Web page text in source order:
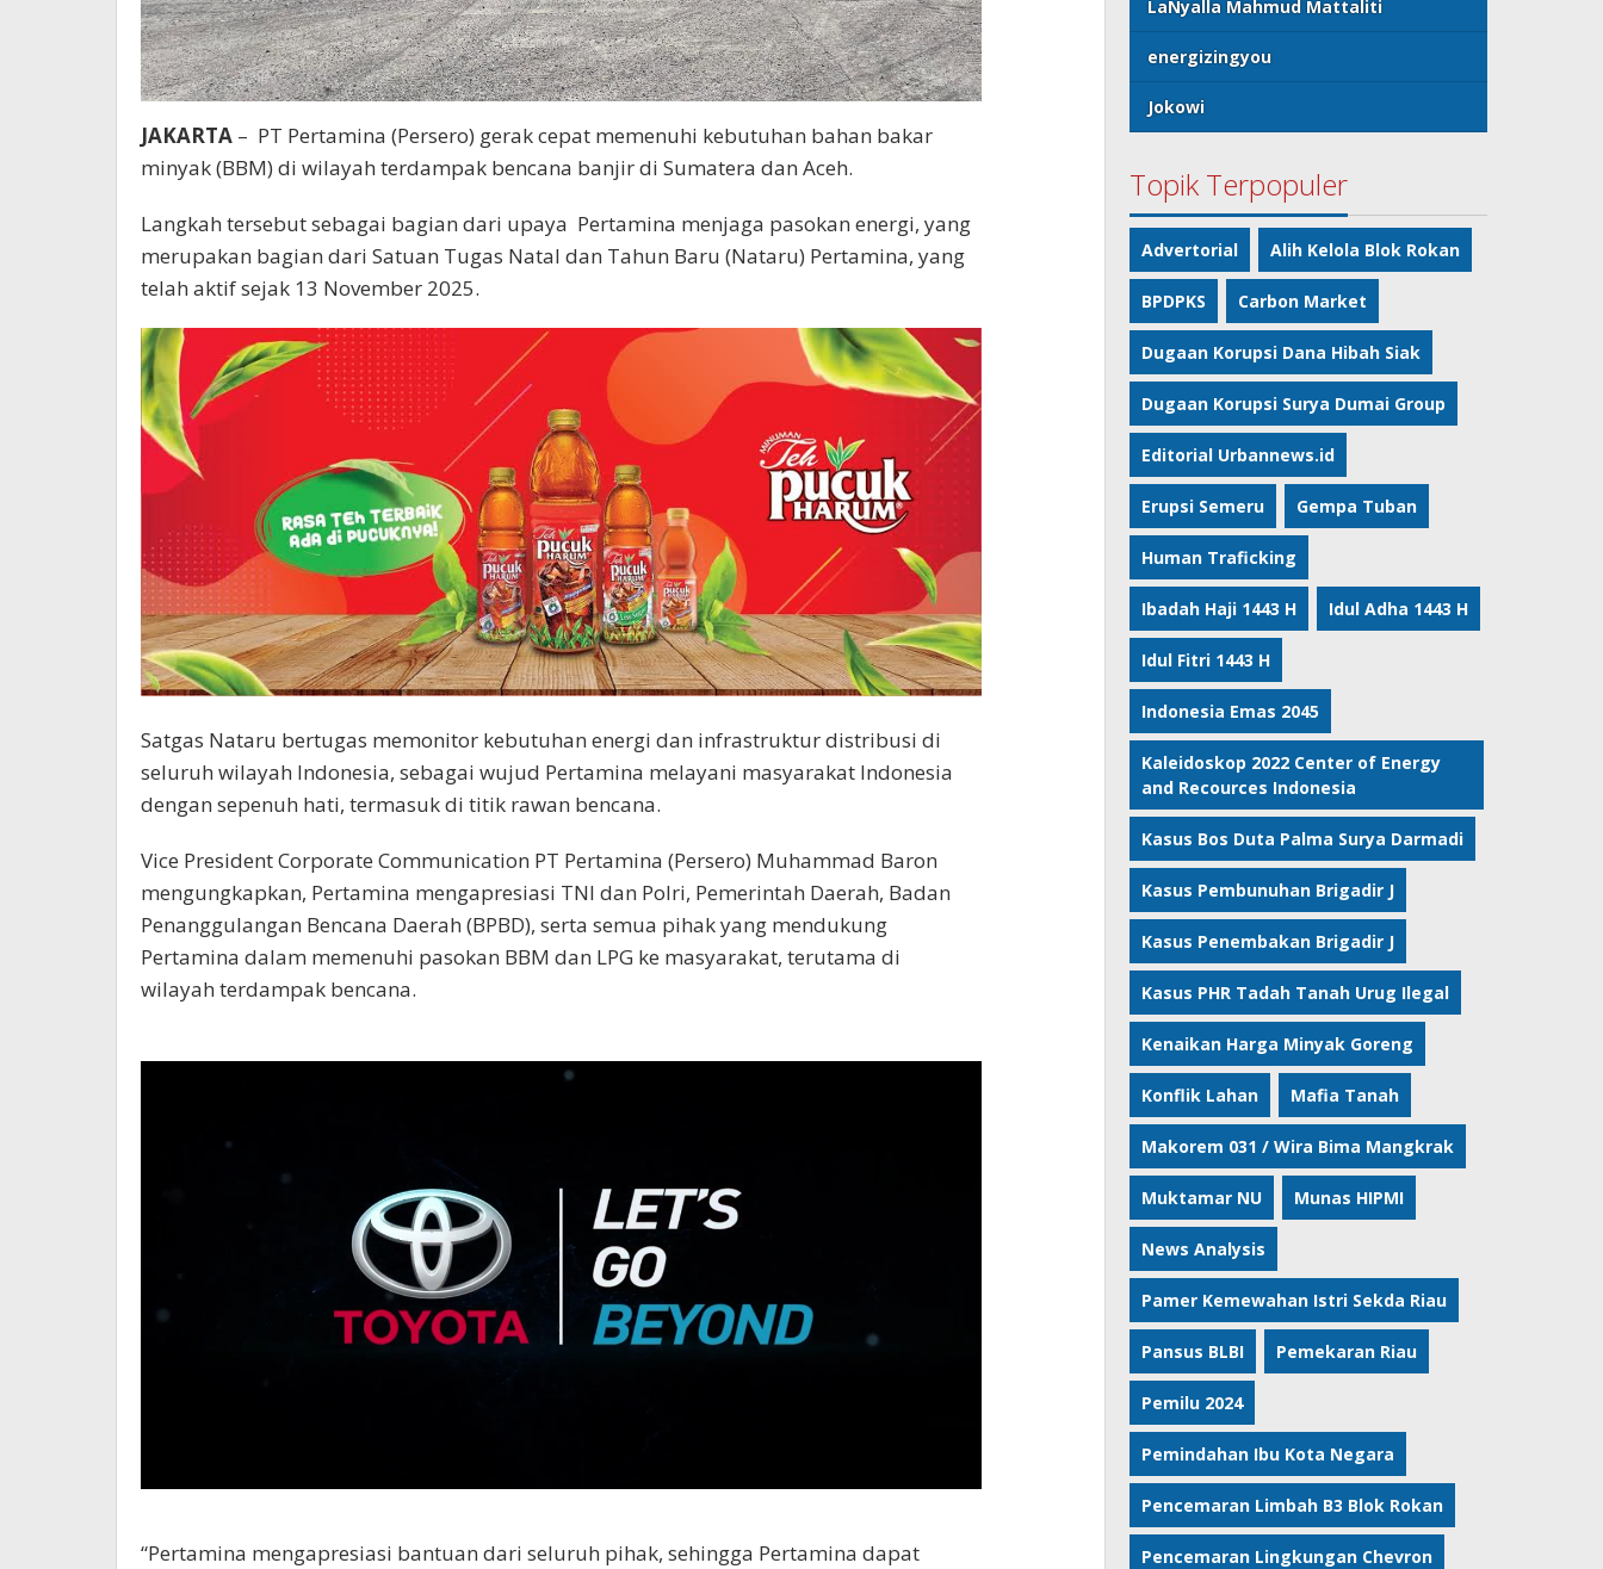
JAKARTA – PT Pertamina (Persero) gerak cepat memenuhi kebutuhan bahan bakar
minyak (BBM) di wilayah terdampak bencana banjir di Sumatera dan Aceh.
Langkah tersebut sebagai bagian dari upaya Pertamina menjaga pasokan energi, yang
merupakan bagian dari Satuan Tugas Natal dan Tahun Baru (Nataru) Pertamina, yang
telah aktif sejak 13 November 2025.
Satgas Nataru bertugas memonitor kebutuhan energi dan infrastruktur distribusi di
seluruh wilayah Indonesia, sebagai wujud Pertamina melayani masyarakat Indonesia
dengan sepenuh hati, termasuk di titik rawan bencana.
Vice President Corporate Communication PT Pertamina (Persero) Muhammad Baron
mengungkapkan, Pertamina mengapresiasi TNI dan Polri, Pemerintah Daerah, Badan
Penanggulangan Bencana Daerah (BPBD), serta semua pihak yang mendukung
Pertamina dalam memenuhi pasokan BBM dan LPG ke masyarakat, terutama di
wilayah terdampak bencana.
“Pertamina mengapresiasi bantuan dari seluruh pihak, sehingga Pertamina dapat
LaNyalla Mahmud Mattaliti
energizingyou
Jokowi
Topik Terpopuler
Advertorial Alih Kelola Blok Rokan
BPDPKS Carbon Market
Dugaan Korupsi Dana Hibah Siak
Dugaan Korupsi Surya Dumai Group
Editorial Urbannews.id
Erupsi Semeru Gempa Tuban
Human Traficking
Ibadah Haji 1443 H Idul Adha 1443 H
Idul Fitri 1443 H
Indonesia Emas 2045
Kaleidoskop 2022 Center of Energy
and Recources Indonesia
Kasus Bos Duta Palma Surya Darmadi
Kasus Pembunuhan Brigadir J
Kasus Penembakan Brigadir J
Kasus PHR Tadah Tanah Urug Ilegal
Kenaikan Harga Minyak Goreng
Konflik Lahan Mafia Tanah
Makorem 031 / Wira Bima Mangkrak
Muktamar NU Munas HIPMI
News Analysis
Pamer Kemewahan Istri Sekda Riau
Pansus BLBI Pemekaran Riau
Pemilu 2024
Pemindahan Ibu Kota Negara
Pencemaran Limbah B3 Blok Rokan
Pencemaran Lingkungan Chevron